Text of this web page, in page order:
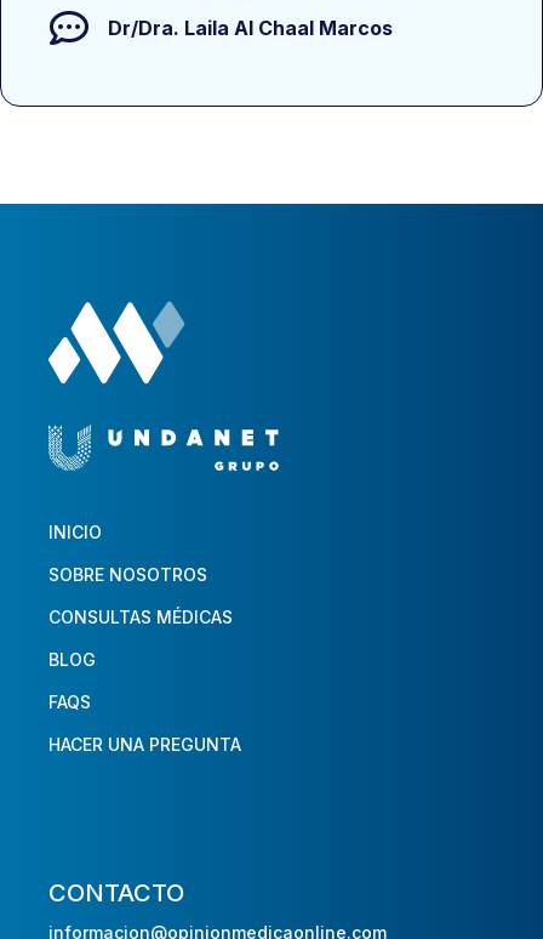
Dr/Dra. Laila Al Chaal Marcos
INICIO
SOBRE NOSOTROS
CONSULTAS MÉDICAS
BLOG
FAQS
HACER UNA PREGUNTA
CONTACTO
informacion@opinionmedicaonline.com